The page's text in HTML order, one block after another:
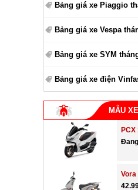
Bảng giá xe Piaggio
Bảng giá xe Vespa
Bảng giá xe SYM
Bảng giá xe điện
MẪU
Vora